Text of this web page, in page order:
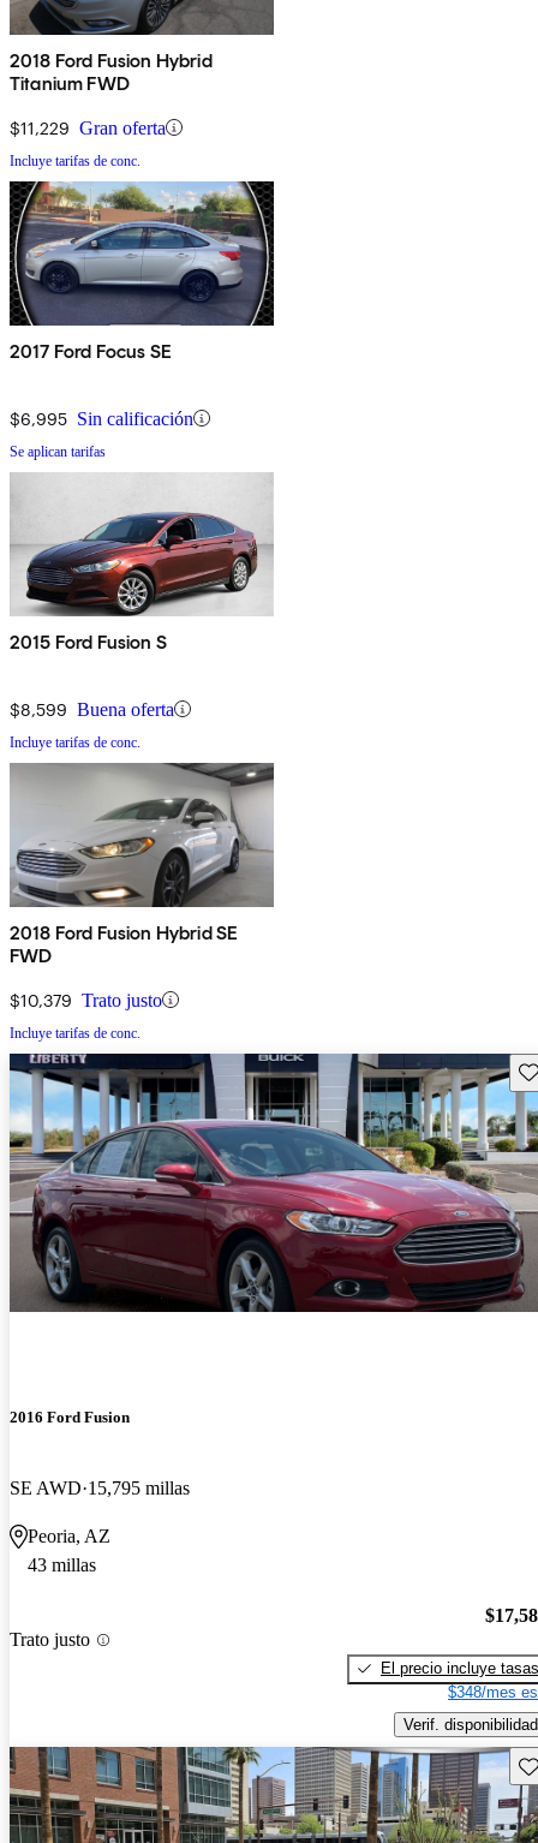
2018 Ford Fusion Hybrid
Titanium FWD
$11,229 Gran oferta
Incluye tarifas de conc.
2017 Ford Focus SE
$6,995 Sin calificación
Se aplican tarifas
2015 Ford Fusion S
$8,599 Buena oferta
Incluye tarifas de conc.
2018 Ford Fusion Hybrid SE
FWD
$10,379 Trato justo
Incluye tarifas de conc.
2016 Ford Fusion
SE AWD 15,795 millas
Peoria, AZ
43 millas
Trato justo
El precio incluye tasas
$348/mes
Verif. disponibilidad